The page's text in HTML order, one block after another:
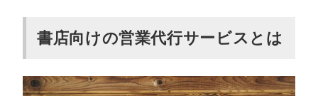
る定額制の営業支援サービス
営業
書店向けの営業代行サービスとは